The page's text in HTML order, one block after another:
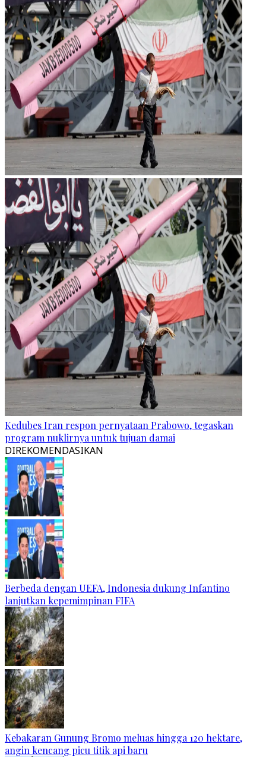
Kedubes Iran respon pernyataan Prabowo, tegaskan
program nuklirnya untuk tujuan damai
DIREKOMENDASIKAN
Berbeda dengan UEFA, Indonesia dukung Infantino
lanjutkan kepemimpinan FIFA
Kebakaran Gunung Bromo meluas hingga 120 hektare,
angin kencang picu titik api baru